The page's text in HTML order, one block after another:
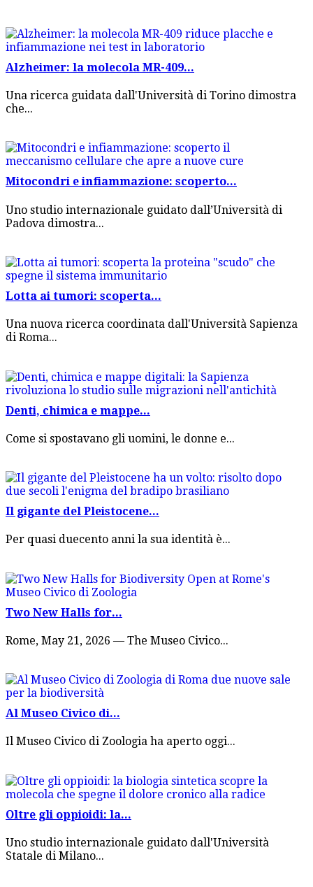
Alzheimer: la molecola MR-409...
Una ricerca guidata dall'Università di Torino dimostra
che...
Mitocondri e infiammazione: scoperto...
Uno studio internazionale guidato dall’Università di
Padova dimostra...
Lotta ai tumori: scoperta...
Una nuova ricerca coordinata dall'Università Sapienza
di Roma...
Denti, chimica e mappe...
Come si spostavano gli uomini, le donne e...
Il gigante del Pleistocene...
Per quasi duecento anni la sua identità è...
Two New Halls for...
Rome, May 21, 2026 — The Museo Civico...
Al Museo Civico di...
Il Museo Civico di Zoologia ha aperto oggi...
Oltre gli oppioidi: la...
Uno studio internazionale guidato dall'Università
Statale di Milano...